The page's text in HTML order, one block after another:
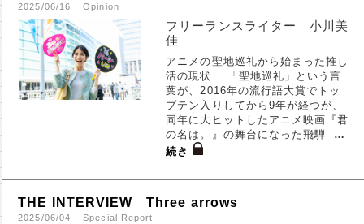
2025/06/16 Opinion
フリーランスライター 小川美
佳
アニメの聖地巡礼から始まった推し
活の現状 「聖地巡礼」という言
葉が、2016年の流行語大賞でトッ
プテン入りしてから9年が経つが、
同年に大ヒットしたアニメ映画『君
の名は。』の舞台になった飛騨
…
続き
THE INTERVIEW Three arrows
2025/06/04 Special Report